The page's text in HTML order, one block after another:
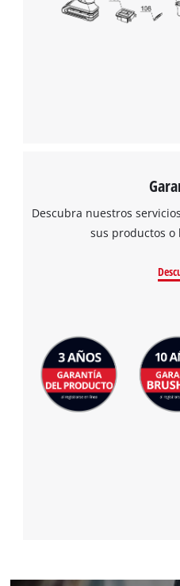
Descubra nuestros
sus productos o